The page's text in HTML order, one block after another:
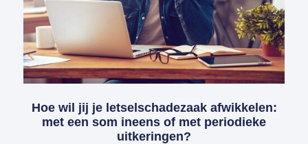
Hoe wil jij je letselschadezaak afwikkelen:
met een som ineens of met periodieke
uitkeringen?